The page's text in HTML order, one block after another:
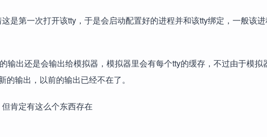
是第一次打开该tty，于是会启动配置好的进程并和该tty绑定，一般该
输出还是会输出给模拟器，模拟器里会有每个tty的缓存，不过由于模拟
输出，以前的输出已经不在了。
肯定有这么个东西存在